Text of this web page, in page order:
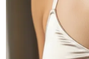
와 특히 방
니다. 효과